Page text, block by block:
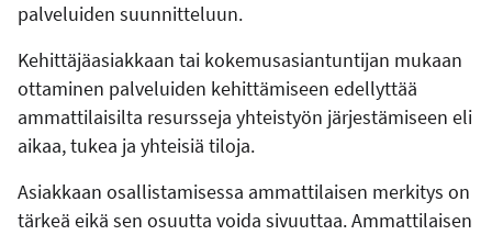
palveluiden suunnitteluun.
Kehittäjäasiakkaan tai kokemusasiantuntijan mukaan
ottaminen palveluiden kehittämiseen edellyttää
ammattilaisilta resursseja yhteistyön järjestämiseen eli
aikaa, tukea ja yhteisiä tiloja.
Asiakkaan osallistamisessa ammattilaisen merkitys on
tärkeä eikä sen osuutta voida sivuuttaa. Ammattilaisen